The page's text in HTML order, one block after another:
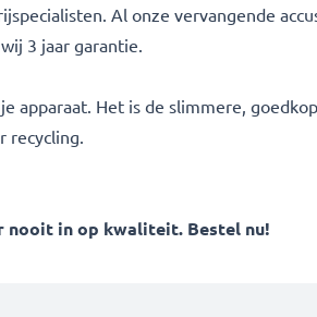
Al onze vervangende
3 jaar garantie.
apparaat. Het is de slimmere,
recycling.
nooit in op kwaliteit. Bestel nu!